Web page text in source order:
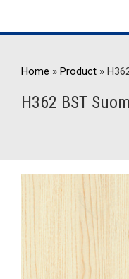
Home » Product »
H362 BST